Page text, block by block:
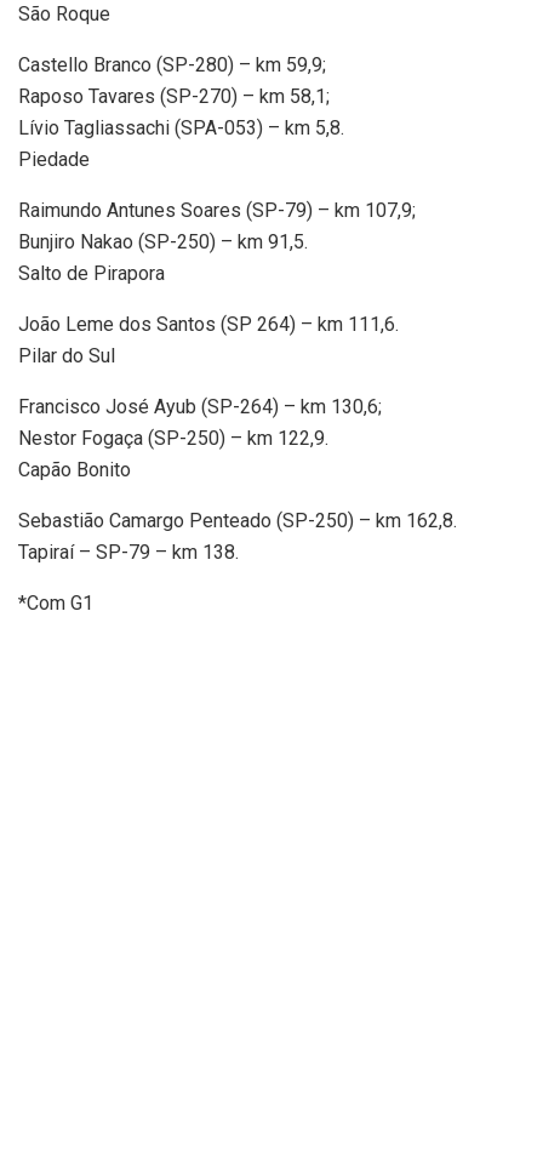
São Roque
Castello Branco (SP-280) – km 59,9;
Raposo Tavares (SP-270) – km 58,1;
Lívio Tagliassachi (SPA-053) – km 5,8.
Piedade
Raimundo Antunes Soares (SP-79) – km 107,9;
Bunjiro Nakao (SP-250) – km 91,5.
Salto de Pirapora
João Leme dos Santos (SP 264) – km 111,6.
Pilar do Sul
Francisco José Ayub (SP-264) – km 130,6;
Nestor Fogaça (SP-250) – km 122,9.
Capão Bonito
Sebastião Camargo Penteado (SP-250) – km 162,8.
Tapiraí – SP-79 – km 138.
*Com G1